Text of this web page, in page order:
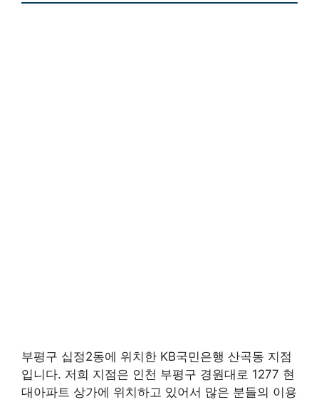
부평구 십정2동에 위치한 KB국민은행 산곡동 지점
입니다. 저희 지점은 인천 부평구 경원대로 1277 현
대아파트 상가에 위치하고 있어서 많은 분들의 이용